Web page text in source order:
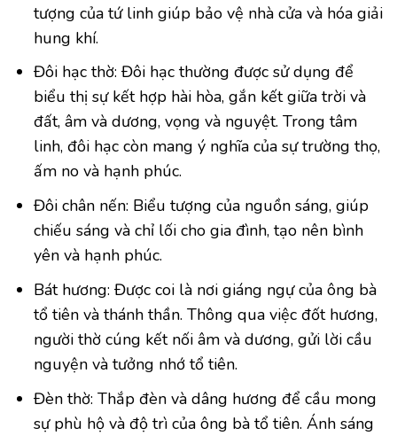
tượng của tứ linh giúp bảo vệ nhà cửa và hóa giải
hung khí.
Đôi hạc thờ: Đôi hạc thường được sử dụng để
biểu thị sự kết hợp hài hòa, gắn kết giữa trời và
đất, âm và dương, vọng và nguyệt. Trong tâm
linh, đôi hạc còn mang ý nghĩa của sự trường thọ,
ấm no và hạnh phúc.
Đôi chân nến: Biểu tượng của nguồn sáng, giúp
chiếu sáng và chỉ lối cho gia đình, tạo nên bình
yên và hạnh phúc.
Bát hương: Được coi là nơi giáng ngự của ông bà
tổ tiên và thánh thần. Thông qua việc đốt hương,
người thờ cúng kết nối âm và dương, gửi lời cầu
nguyện và tưởng nhớ tổ tiên.
Đèn thờ: Thắp đèn và dâng hương để cầu mong
sự phù hộ và độ trì của ông bà tổ tiên. Ánh sáng